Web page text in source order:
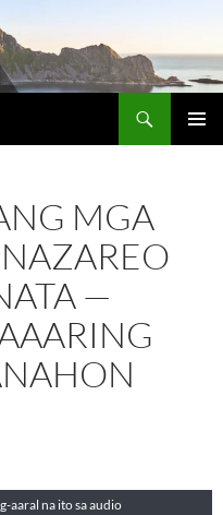
MGA
—
aaral na ito sa audio